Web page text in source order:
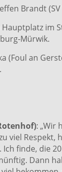
Brandt
Hauptplatz im
Mürwik.
(Foul an
: „Wir
viel Respekt,
finde, die
Dann